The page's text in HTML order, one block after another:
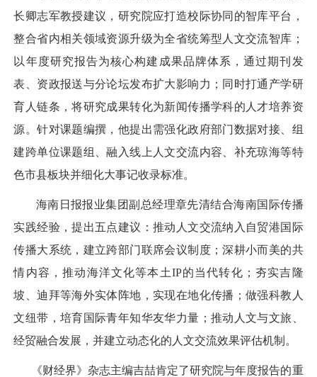
长卿志军教授建议，研究院应打造校际协同的智库平台，
整合省内相关领域资源升级为全省统筹型人文交流智库；
以年度研究报告为核心构建成果品牌体系，通过期刊发
表、资政报送与分论坛发布扩大影响力；同时打通产学研
育人链条，将研究成果转化为新闻传播学科的人才培养资
源。针对课题编撰，他提出需强化政府部门数据对接、组
建跨单位课题组、融入线上人文交流内容、补充琼海等特
色市县板块并细化大事记收录标准。
海南日报报业集团副总经理章先清结合海南国际传播
实践经验，提出五点建议：推动人文交流纳入自贸港国际
传播大系统，建立跨部门联席会议制度；深耕小而美的共
情内容，推动海洋文化等本土IP的当代转化；夯实吉隆
坡、迪拜等海外实体阵地，实现在地化传播；做强科教人
文纽带，培育国际青年知华友华力量；推动人文与文旅、
经贸融合发展，并建立动态化的人文交流效果评估机制。
《财经界》杂志主编吉喆肯定了研究院与年度报告的重